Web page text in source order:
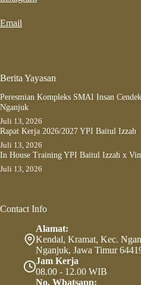
Email
Berita Yayasan
Peresmian Kompleks SMAI Insan
Nganjuk
Juli 13, 2026
Rapat Kerja 2026/2027 YPI Baitul Izzah
Juli 13, 2026
In House Training YPI Baitul Izzah x
Juli 13, 2026
Contact Info
Alamat:
Kendal, Kramat, Kec.
Nganjuk, Jawa Timur
Jam Kerja
08.00 - 12.00 WIB
No. Whatsapp: